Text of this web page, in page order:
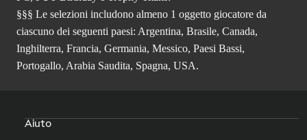
§§§ Le selezioni includono almeno 1 oggetto giocatore da
ciascuno dei seguenti paesi: Argentina, Brasile, Canada,
Inghilterra, Francia, Germania, Messico, Paesi Bassi,
Portogallo, Arabia Saudita, Spagna, USA.
Aiuto